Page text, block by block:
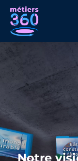
Notre